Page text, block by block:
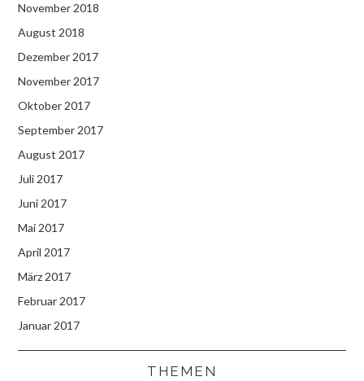
November 2018
August 2018
Dezember 2017
November 2017
Oktober 2017
September 2017
August 2017
Juli 2017
Juni 2017
Mai 2017
April 2017
März 2017
Februar 2017
Januar 2017
THEMEN